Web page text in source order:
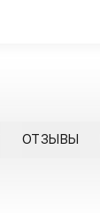
ОТЗЫВЫ